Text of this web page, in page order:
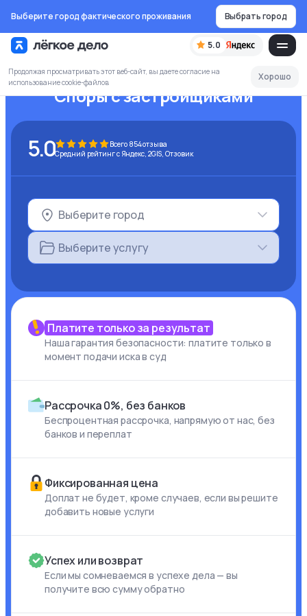
Выберите город фактического проживания Выбрать город
5.0
Продолжая просматривать этот веб-сайт, вы даете согласие на
использование cookie-файлов
Хорошо
Споры с застройщиками
5.0 Всего 854отзыва
Средний рейтинг с Яндекс, 2GIS, Отзовик
Выберите город
Выберите услугу
Платите только за результат
Наша гарантия безопасности: платите только в
момент подачи иска в суд
Рассрочка 0%, без банков
Беспроцентная рассрочка, напрямую от нас, без
банков и переплат
Фиксированная цена
Доплат не будет, кроме случаев, если вы решите
добавить новые услуги
Успех или возврат
Если мы сомневаемся в успехе дела — вы
получите всю сумму обратно